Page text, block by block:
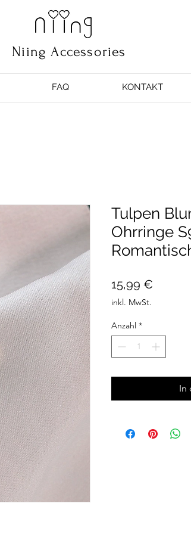
Niing Accessories
FAQ KONTAKT
Tulpen
Ohrringe
15,99 €
inkl. MwSt.
Anzahl *
In